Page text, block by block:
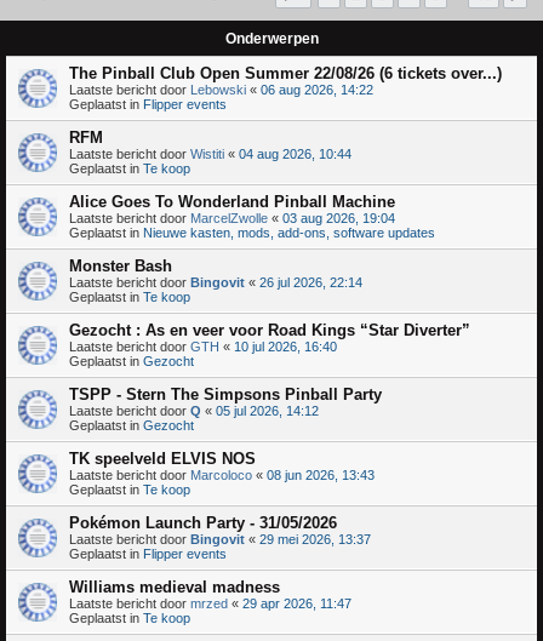
Onderwerpen
The Pinball Club Open Summer 22/08/26 (6 tickets over...)
Laatste bericht door Lebowski « 06 aug 2026, 14:22
Geplaatst in Flipper events
RFM
Laatste bericht door Wistiti « 04 aug 2026, 10:44
Geplaatst in Te koop
Alice Goes To Wonderland Pinball Machine
Laatste bericht door MarcelZwolle « 03 aug 2026, 19:04
Geplaatst in Nieuwe kasten, mods, add-ons, software updates
Monster Bash
Laatste bericht door Bingovit « 26 jul 2026, 22:14
Geplaatst in Te koop
Gezocht : As en veer voor Road Kings “Star Diverter”
Laatste bericht door GTH « 10 jul 2026, 16:40
Geplaatst in Gezocht
TSPP - Stern The Simpsons Pinball Party
Laatste bericht door Q « 05 jul 2026, 14:12
Geplaatst in Gezocht
TK speelveld ELVIS NOS
Laatste bericht door Marcoloco « 08 jun 2026, 13:43
Geplaatst in Te koop
Pokémon Launch Party - 31/05/2026
Laatste bericht door Bingovit « 29 mei 2026, 13:37
Geplaatst in Flipper events
Williams medieval madness
Laatste bericht door mrzed « 29 apr 2026, 11:47
Geplaatst in Te koop